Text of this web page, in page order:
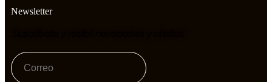
Newsletter